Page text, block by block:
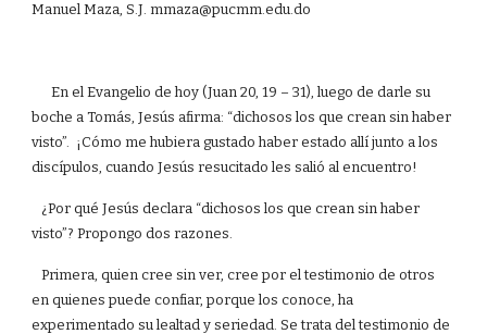
Manuel Maza, S.J. mmaza@pucmm.edu.do
En el Evangelio de hoy (Juan 20, 19 – 31), luego de darle su
boche a Tomás, Jesús afirma: “dichosos los que crean sin haber
visto”. ¡Cómo me hubiera gustado haber estado allí junto a los
discípulos, cuando Jesús resucitado les salió al encuentro!
¿Por qué Jesús declara “dichosos los que crean sin haber
visto”? Propongo dos razones.
Primera, quien cree sin ver, cree por el testimonio de otros
en quienes puede confiar, porque los conoce, ha
experimentado su lealtad y seriedad. Se trata del testimonio de